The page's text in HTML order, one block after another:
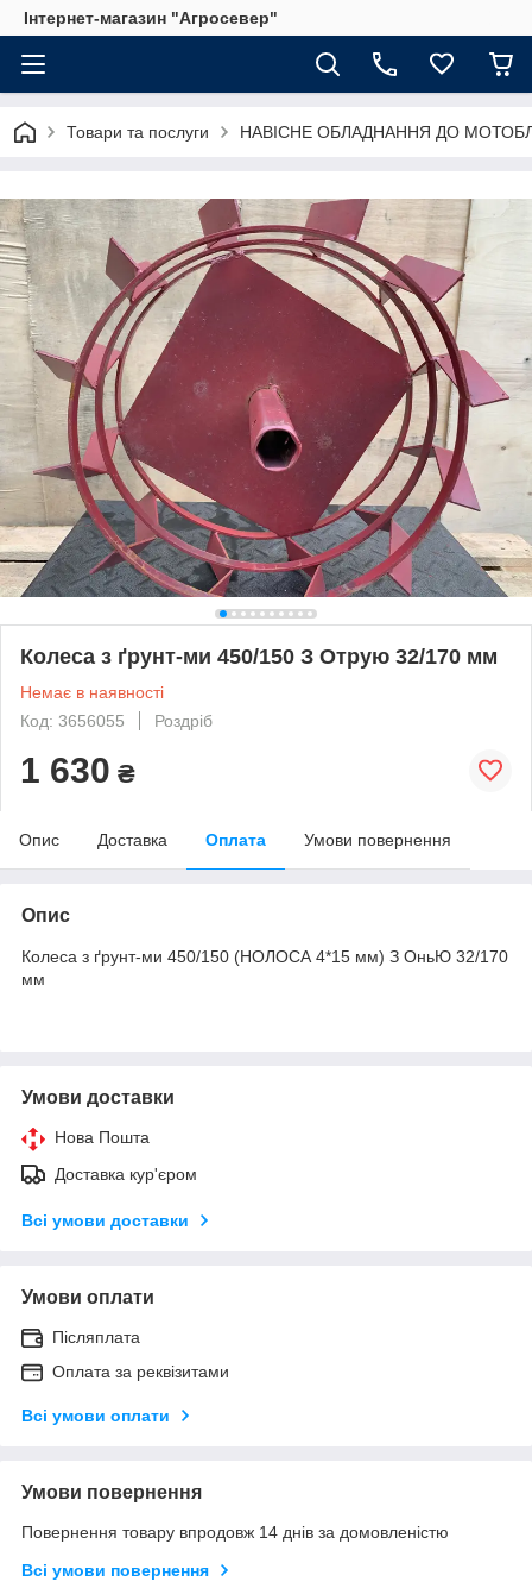
Інтернет-магазин "Агросевер"
Товари та послуги НАВІСНЕ ОБЛАДНАННЯ ДО
Колеса з ґрунт-ми 450/150 З Отрую 32/170 мм
Немає в наявності
Код: 3656055
Роздріб
1 630 ₴
Опис Доставка Оплата Умови повернення
Опис
Колеса з ґрунт-ми 450/150 (НОЛОСА 4*15 мм) З ОньЮ 32/170
мм
Умови доставки
Нова Пошта
Доставка кур'єром
Всі умови доставки
Умови оплати
Післяплата
Оплата за реквізитами
Всі умови оплати
Умови повернення
Повернення товару впродовж 14 днів за домовленістю
Всі умови повернення